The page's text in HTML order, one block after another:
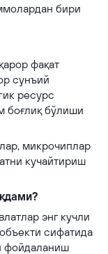
бири
фақат
сунъий
ресурс
боғлиқ бўлиши
микрочиплар
кучайтириш
энг кучли
сифатида
фойдаланиш